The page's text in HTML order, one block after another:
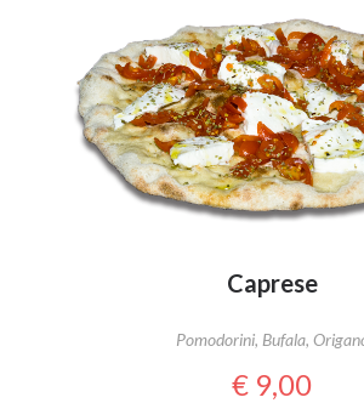
Caprese
Pomodorini, Bufala,
9,00